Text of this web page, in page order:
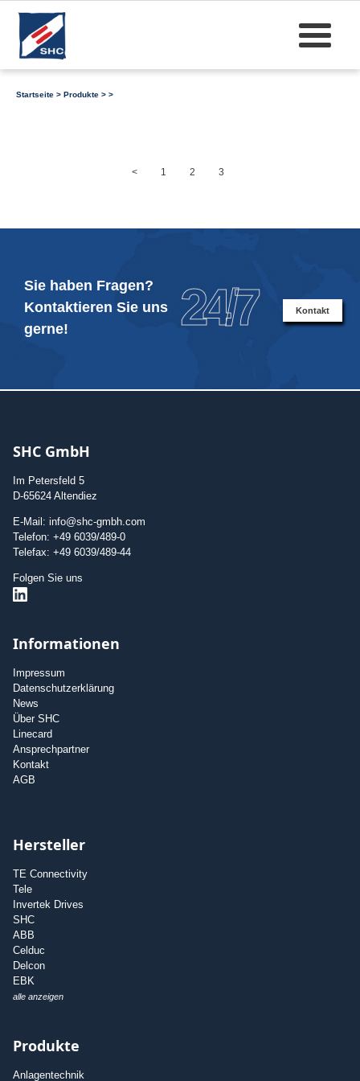
Startseite > Produkte > >
< 1 2 3
Sie haben Fragen?
Kontaktieren Sie uns
gerne!
24/7 Kontakt
SHC GmbH
Im Petersfeld 5
D-65624 Altendiez
E-Mail: info@shc-gmbh.com
Telefon: +49 6039/489-0
Telefax: +49 6039/489-44
Folgen Sie uns
Informationen
Impressum
Datenschutzerklärung
News
Über SHC
Linecard
Ansprechpartner
Kontakt
AGB
Hersteller
TE Connectivity
Tele
Invertek Drives
SHC
ABB
Celduc
Delcon
EBK
alle anzeigen
Produkte
Anlagentechnik